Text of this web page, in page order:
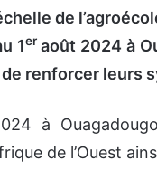
de
1eraoût 2024 à
renforcer leurs
à
de l’Ouest